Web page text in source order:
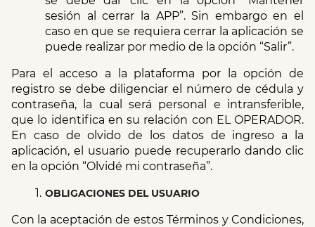
sesión al cerrar la APP”. Sin embargo en el
caso en que se requiera cerrar la aplicación se
puede realizar por medio de la opción “Salir”.
Para el acceso a la plataforma por la opción de
registro se debe diligenciar el número de cédula y
contraseña, la cual será personal e intransferible,
que lo identifica en su relación con EL OPERADOR.
En caso de olvido de los datos de ingreso a la
aplicación, el usuario puede recuperarlo dando clic
en la opción “Olvidé mi contraseña”.
OBLIGACIONES DEL USUARIO
Con la aceptación de estos Términos y Condiciones,